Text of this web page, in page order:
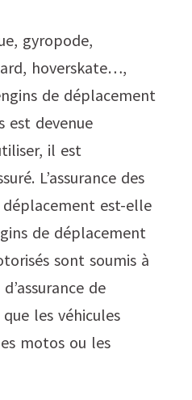
gyropode,
hoverskate…,
de déplacement
est devenue
il est
L’assurance des
déplacement est-elle
de déplacement
sont soumis à
de
les véhicules
motos ou les